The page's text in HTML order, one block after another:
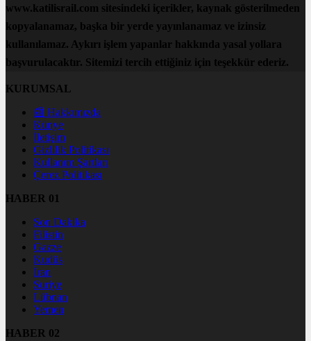
www.katilisrail.com sitesindeki içerikler, kaynak gösterilmeden
kopyalanamaz, başka bir yerde yayınlanamaz ve izinsiz
kullanılamaz. Aykırı işlem yapanlar hakkında yasal yollara
başvurulacaktır. Sitemizi tercih ettiğiniz için teşekkür ederiz.
KURUMSAL
📰 Hakkımızda
Künye
İletişim
Gizlilik Politikası
Kullanım Şartları
Çerez Politikası
HABER 01
Son Dakika
Filistin
Gazze
Kudüs
İran
Suriye
Lübnan
Yemen
HABER 02